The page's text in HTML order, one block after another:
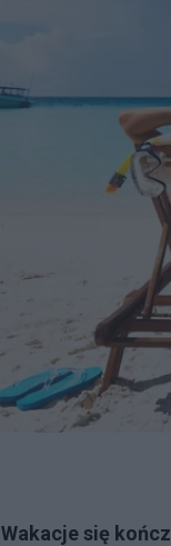
Wakacje się